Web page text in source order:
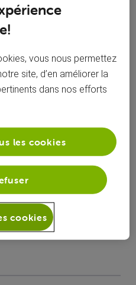
Suivre
vous nous permettez
site, d’en améliorer la
dans nos efforts
les cookies
cookies